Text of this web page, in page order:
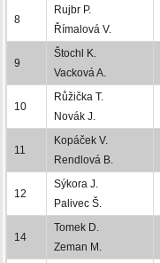
8
Rujbr P.
Římalová V.
9
Štochl K.
Vacková A.
10
Růžička T.
Novák J.
11
Kopáček V.
Rendlová B.
12
Sýkora J.
Palivec Š.
14
Tomek D.
Zeman M.